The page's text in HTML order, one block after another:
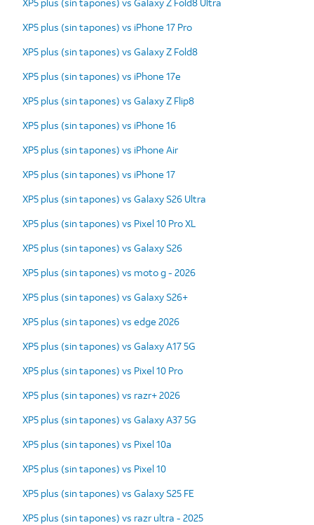
XP5 plus (sin tapones) vs iPhone 17 Pro
XP5 plus (sin tapones) vs Galaxy Z Fold8
XP5 plus (sin tapones) vs iPhone 17e
XP5 plus (sin tapones) vs Galaxy Z Flip8
XP5 plus (sin tapones) vs iPhone 16
XP5 plus (sin tapones) vs iPhone Air
XP5 plus (sin tapones) vs iPhone 17
XP5 plus (sin tapones) vs Galaxy S26 Ultra
XP5 plus (sin tapones) vs Pixel 10 Pro XL
XP5 plus (sin tapones) vs Galaxy S26
XP5 plus (sin tapones) vs moto g - 2026
XP5 plus (sin tapones) vs Galaxy S26+
XP5 plus (sin tapones) vs edge 2026
XP5 plus (sin tapones) vs Galaxy A17 5G
XP5 plus (sin tapones) vs Pixel 10 Pro
XP5 plus (sin tapones) vs razr+ 2026
XP5 plus (sin tapones) vs Galaxy A37 5G
XP5 plus (sin tapones) vs Pixel 10a
XP5 plus (sin tapones) vs Pixel 10
XP5 plus (sin tapones) vs Galaxy S25 FE
XP5 plus (sin tapones) vs razr ultra - 2025